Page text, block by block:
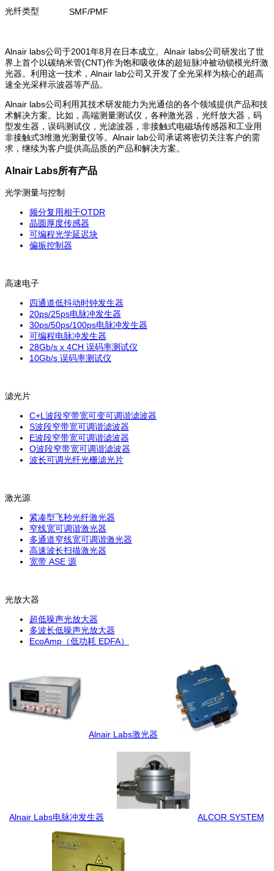
光纤类型
SMF/PMF
Alnair labs公司于2001年8月在日本成立。Alnair labs公司研发出了世
界上首个以碳纳米管(CNT)作为饱和吸收体的超短脉冲被动锁模光纤激
光器。利用这一技术，Alnair lab公司又开发了全光采样为核心的超高
速全光采样示波器等产品。
Alnair labs公司利用其技术研发能力为光通信的各个领域提供产品和技
术解决方案。比如，高端测量测试仪，各种激光器，光纤放大器，码
型发生器，误码测试仪，光滤波器，非接触式电磁场传感器和工业用
非接触式3维激光测量仪等。Alnair lab公司承诺将密切关注客户的需
求，继续为客户提供高品质的产品和解决方案。
Alnair Labs所有产品
光学测量与控制
频分复用相干OTDR
晶圆厚度传感器
可编程光学延迟块
偏振控制器
高速电子
四通道低抖动时钟发生器
20ps/25ps电脉冲发生器
30ps/50ps/100ps电脉冲发生器
可编程电脉冲发生器
28Gb/s x 4CH 误码率测试仪
10Gb/s 误码率测试仪
滤光片
C+L波段窄带宽可变可调谐滤波器
S波段窄带宽可调谐滤波器
E波段窄带宽可调谐滤波器
O波段窄带宽可调谐滤波器
波长可调光纤光栅滤光片
激光源
紧凑型飞秒光纤激光器
窄线宽可调谐激光器
多通道窄线宽可调谐激光器
高速波长扫描激光器
宽带 ASE 源
光放大器
超低噪声光放大器
多波长低噪声光放大器
EcoAmp（低功耗 EDFA）
Alnair Labs激光器
Alnair Labs电脉冲发生器 ALCOR SYSTEM